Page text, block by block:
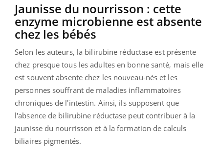
Jaunisse du nourrisson : cette
enzyme microbienne est absente
chez les bébés
Selon les auteurs, la bilirubine réductase est présente
chez presque tous les adultes en bonne santé, mais elle
est souvent absente chez les nouveau-nés et les
personnes souffrant de maladies inflammatoires
chroniques de l'intestin. Ainsi, ils supposent que
l'absence de bilirubine réductase peut contribuer à la
jaunisse du nourrisson et à la formation de calculs
biliaires pigmentés.